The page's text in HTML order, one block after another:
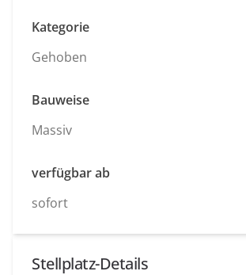
Kategorie
Gehoben
Bauweise
Massiv
verfügbar ab
sofort
Stellplatz-Details